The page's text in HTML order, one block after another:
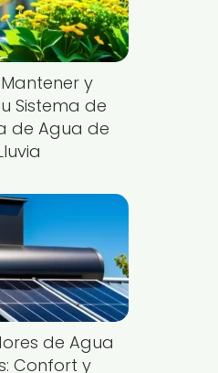
y
Sistema de
de Agua de
de Agua
Confort y